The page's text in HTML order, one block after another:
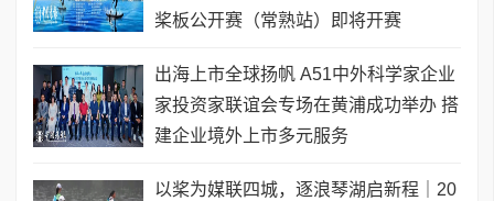
桨板公开赛（常熟站）即将开赛
出海上市全球扬帆 A51中外科学家企业
家投资家联谊会专场在黄浦成功举办 搭
建企业境外上市多元服务
以桨为媒联四城，逐浪琴湖启新程｜20